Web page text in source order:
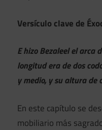
Versículo clave de
E hizo Bezaleel el arca
longitud era de dos
y medio, y su altura de
En este capítulo se
mobiliario más